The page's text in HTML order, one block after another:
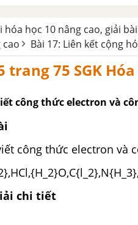
hóa học 10 nâng cao, giải
cao
Bài 17: Liên kết cộng
trang 75 SGK
công thức electron và
công thức electron và
chi tiết